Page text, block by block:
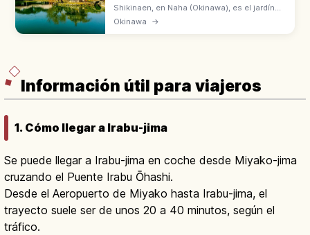
Shikinaen, en Naha (Okinawa), es el jardín
construido en 1799 como villa real de
Okinawa →
Información útil para viajeros
1. Cómo llegar a Irabu-jima
Se puede llegar a Irabu-jima en coche desde Miyako-jima
cruzando el Puente Irabu Ōhashi.
Desde el Aeropuerto de Miyako hasta Irabu-jima, el
trayecto suele ser de unos 20 a 40 minutos, según el
tráfico.